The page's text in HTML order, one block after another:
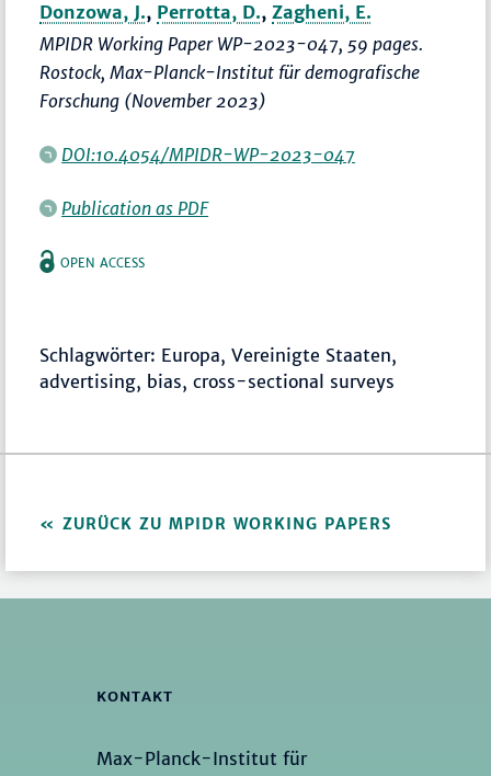
Donzowa, J., Perrotta, D.,Zagheni, E.
MPIDR Working Paper WP-2023-047, 59 pages.
Rostock, Max-Planck-Institut für demografische
Forschung (November 2023)
DOI:10.4054/MPIDR-WP-2023-047
Publication as PDF
OPEN ACCESS
Schlagwörter: Europa, Vereinigte Staaten,
advertising, bias, cross-sectional surveys
ZURÜCK ZU MPIDR WORKING PAPERS
KONTAKT
Max-Planck-Institut für